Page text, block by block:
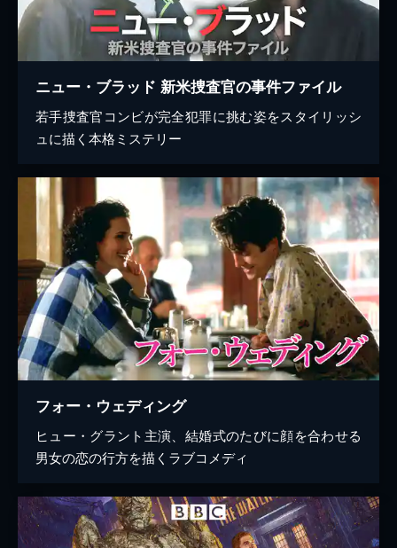
ニュー・ブラッド 新米捜査官の事件ファイル
若手捜査官コンビが完全犯罪に挑む姿をスタイリッシ
ュに描く本格ミステリー
フォー・ウェディング
ヒュー・グラント主演、結婚式のたびに顔を合わせる
男女の恋の行方を描くラブコメディ